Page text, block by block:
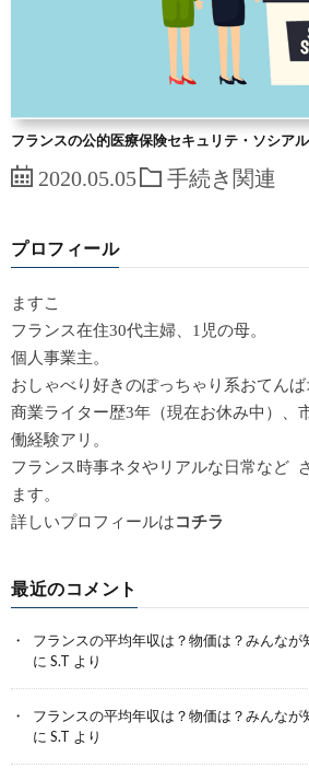
フランスの公的医療保険セキュリテ・ソシア
2020.05.05 手続き関連
プロフィール
ますこ
フランス在住30代主婦、1児の母。
個人事業主。
おしゃべり好きのぽっちゃり系おてんば
商業ライター歴3年（現在お休み中）、
働経験アリ。
フランス時事ネタやリアルな日常など
ます。
詳しいプロフィールはコチラ
最近のコメント
フランスの平均年収は？物価は？みんな
に S.T より
フランスの平均年収は？物価は？みんな
に S.T より